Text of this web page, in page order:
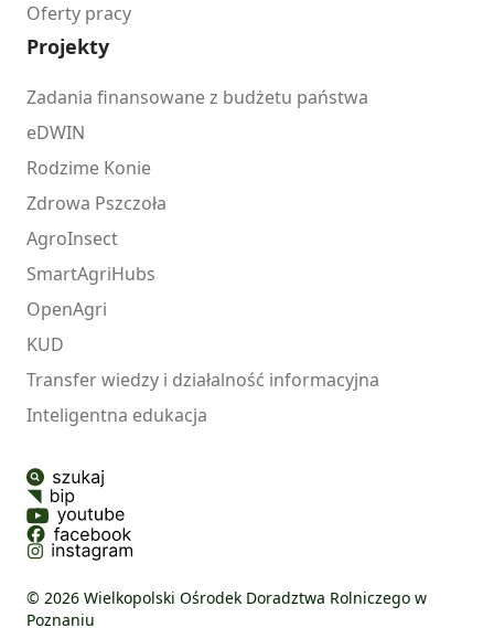
Oferty pracy
Projekty
Zadania finansowane z budżetu państwa
eDWIN
Rodzime Konie
Zdrowa Pszczoła
AgroInsect
SmartAgriHubs
OpenAgri
KUD
Transfer wiedzy i działalność informacyjna
Inteligentna edukacja
© 2026 Wielkopolski Ośrodek Doradztwa Rolniczego w
Poznaniu